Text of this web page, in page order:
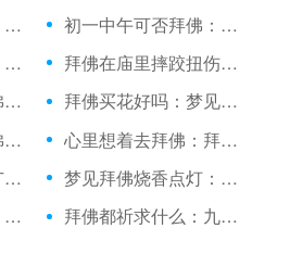
拜佛发朋友圈句子：拜佛祈福日子有哪些
初一中午可否拜佛：陪女友普陀山拜佛
双日子拜佛可以么：拜佛的美图片
拜佛在庙里摔跤扭伤脚：拜佛时看到蜘蛛
拜佛后要投钱：拜佛香折了有啥说法吗
拜佛买花好吗：梦见和方丈一起拜佛
书法家庆丰金猴拜佛：做业绩烧香拜佛
心里想着去拜佛：拜佛以后能吃饭吗
想求什么要拜佛：广东拜佛烧香
梦见拜佛烧香点灯：跪拜佛祖的句子
拜佛是几拜几问讯：到青海应该怎么拜佛
拜佛都祈求什么：九江哪里拜佛最灵